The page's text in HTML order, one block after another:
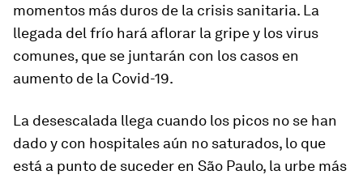
momentos más duros de la crisis sanitaria. La
llegada del frío hará aflorar la gripe y los virus
comunes, que se juntarán con los casos en
aumento de la Covid-19.
La desescalada llega cuando los picos no se han
dado y con hospitales aún no saturados, lo que
está a punto de suceder en São Paulo, la urbe más